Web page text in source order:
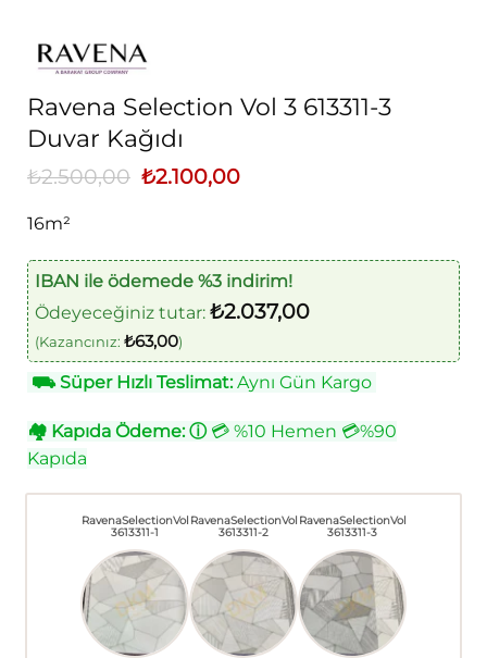
Ravena Selection Vol 3 613311-3
Duvar Kağıdı
₺2.500,00 Orijinal
fiyat:
₺2.100,00Şu
16m²
IBAN ile ödemede %3 indirim!
Ödeyeceğiniz tutar: ₺2.037,00
(Kazancınız: ₺63,00)
⛟Süper Hızlı Teslimat:Aynı Gün Kargo
🏘 Kapıda Ödeme: ⓘ💳 %10 Hemen 💳%90
Kapıda
RavenaSelectionVol
3613311-1
RavenaSelectionVol
3613311-2
RavenaSelectionVol
3613311-3